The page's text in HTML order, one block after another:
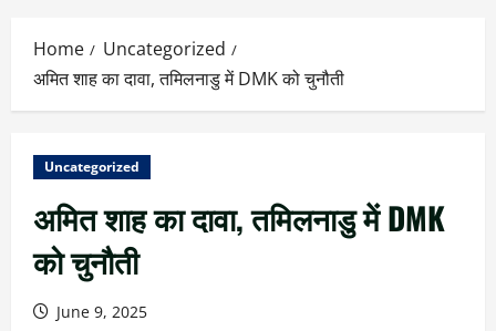
Home
Uncategorized
अमित शाह का दावा, तमिलनाडु में DMK को चुनौती
Uncategorized
अमित शाह का दावा, तमिलनाडु में DMK
को चुनौती
June 9, 2025